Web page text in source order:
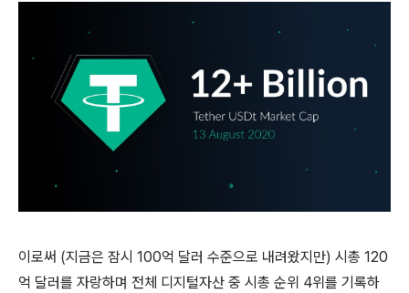
이로써 (지금은 잠시 100억 달러 수준으로 내려왔지만) 시총 120
억 달러를 자랑하며 전체 디지털자산 중 시총 순위 4위를 기록하